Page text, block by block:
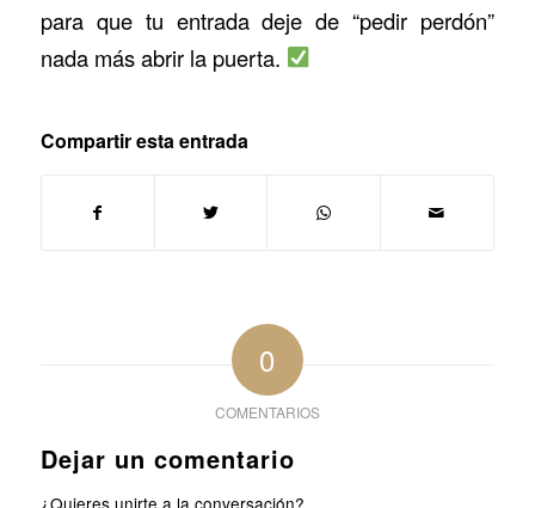
para que tu entrada deje de “pedir perdón”
nada más abrir la puerta.
Compartir esta entrada
0
COMENTARIOS
Dejar un comentario